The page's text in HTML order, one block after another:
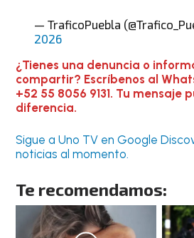
— TraficoPuebla
2026
¿Tienes una denuncia o
compartir? Escríbenos al
+52 55 8056 9131. Tu mensaje
diferencia.
Sigue a Uno TV en Google
noticias al momento.
Te recomendamos: